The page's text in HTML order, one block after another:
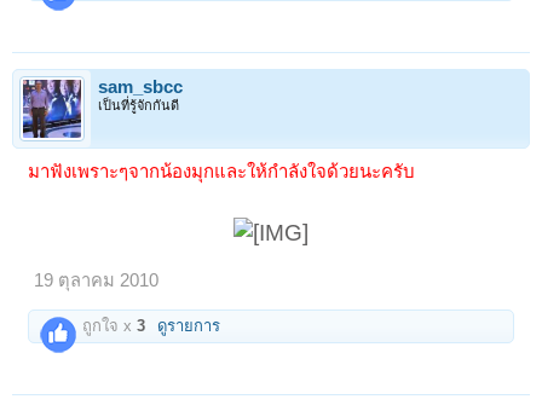
sam_sbcc
เป็นที่รู้จักกันดี
มาฟังเพราะๆจากน้องมุกและให้กำลังใจด้วยนะครับ
19 ตุลาคม 2010
ถูกใจ x3 ดูรายการ